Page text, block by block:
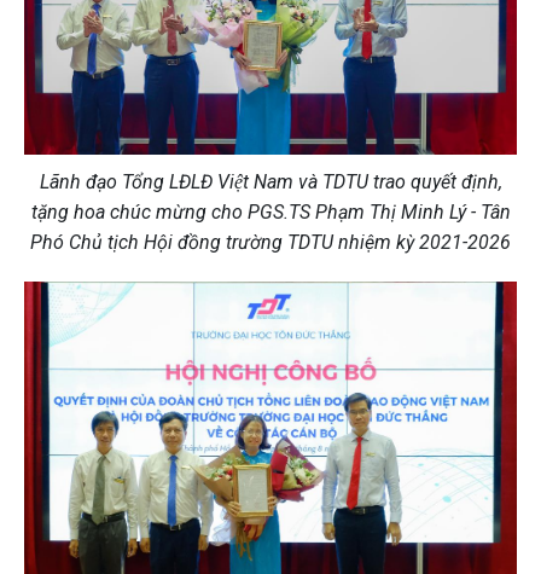
Lãnh đạo Tổng LĐLĐ Việt Nam và TDTU trao quyết định,
tặng hoa chúc mừng cho PGS.TS Phạm Thị Minh Lý - Tân
Phó Chủ tịch Hội đồng trường TDTU nhiệm kỳ 2021-2026